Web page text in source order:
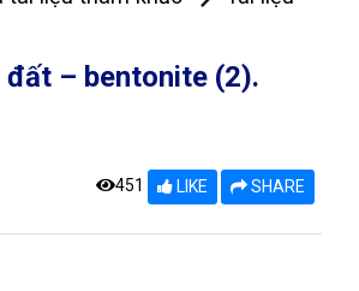
– bentonite (2).
451 LIKE SHARE